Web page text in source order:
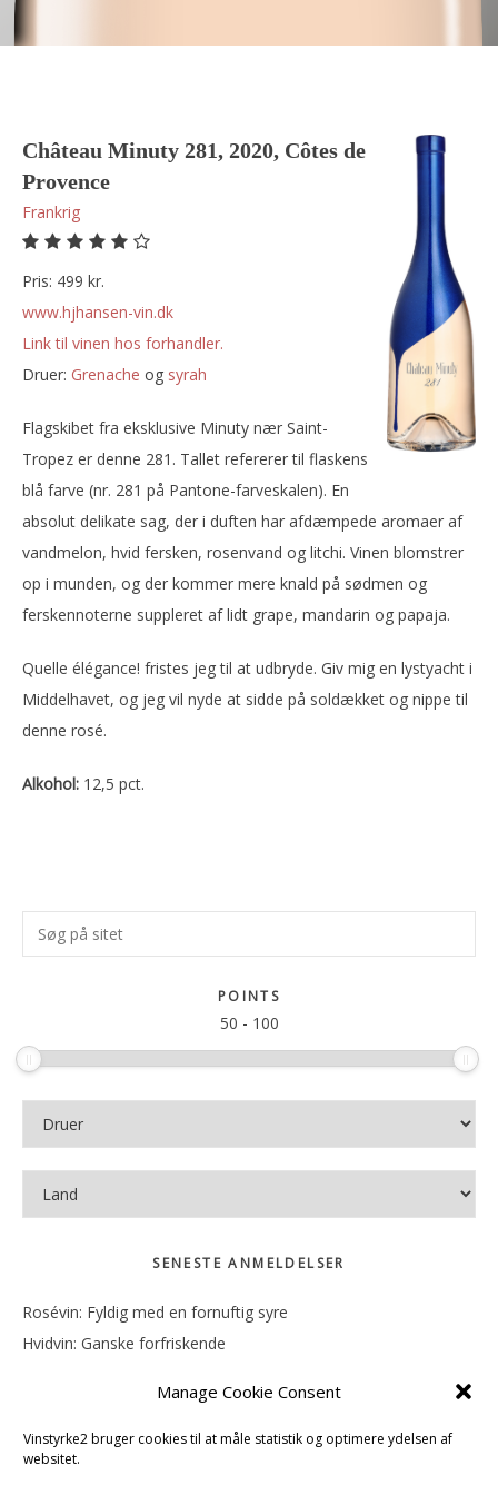
Manage Cookie Consent
Vinstyrke2 bruger cookies til at måle statistik og optimere ydelsen af
websitet.
Château Minuty 281, 2020, Côtes de
Provence
Frankrig
Pris: 499 kr.
www.hjhansen-vin.dk
Link til vinen hos forhandler.
Druer:
grenache og syrah
Flagskibet fra eksklusive Minuty nær Saint-
Tropez er denne 281. Tallet refererer til flaskens
blå farve (nr. 281 på Pantone-farveskalen). En
absolut delikate sag, der i duften har afdæmpede aromaer af
vandmelon, hvid fersken, rosenvand og litchi. Vinen blomstrer
op i munden, og der kommer mere knald på sødmen og
ferskennoterne suppleret af lidt grape, mandarin og papaja.
Quelle élégance! fristes jeg til at udbryde. Giv mig en lystyacht i
Middelhavet, og jeg vil nyde at sidde på soldækket og nippe til
denne rosé.
Alkohol: 12,5 pct.
Primær
Sidebar
Søg
på
POINTS
50 - 100
SENESTE ANMELDELSER
Rosévin: Fyldig med en fornuftig syre
Hvidvin: Ganske forfriskende
Hvidvin: Smørfedme og tropisk sødme
Rosévin: Blød, rund og sødladen